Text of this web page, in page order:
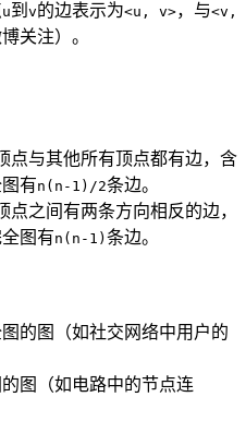
u到 v 的边表示为<u, v>，与<v,
关注）。
点与其他所有顶点都有边，含
有n(n-1)/2条边。
点之间有两条方向相反的边，
图有n(n-1) 条边。
的图（如社交网络中用户的
图（如电路中的节点连